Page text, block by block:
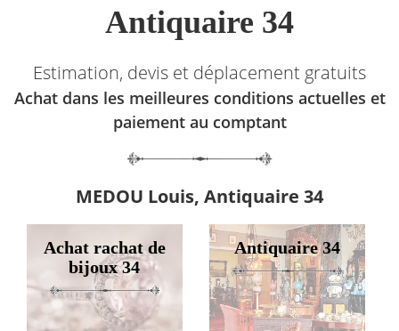
Antiquaire 34
Estimation, devis et déplacement gratuits
Achat dans les meilleures conditions actuelles et
paiement au comptant
MEDOU Louis, Antiquaire 34
Achat rachat de
bijoux 34
Antiquaire 34